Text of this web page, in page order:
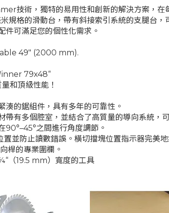
技術，獨特的易用性和創新的解決方案，在
格的滑動台，帶有斜接索引系統的支腿台，
件可滿足您的個性化需求。
49" (2000 mm).
79x48“
和頂級性能！
的鋸組件，具有多年的可靠性。
有多個腔室，並結合了高質量的導向系統，
之間進行角度調節。
並防止讀數錯誤。橫切擋塊位置指示器完美
桿的專業圍欄。
（19.5 mm）寬度的工具